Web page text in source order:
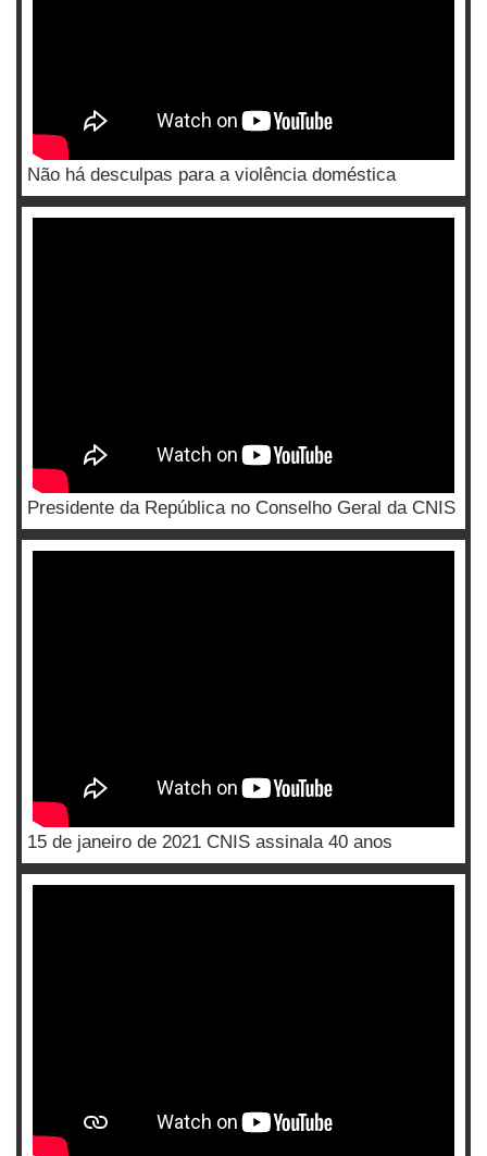
Não há desculpas para a violência doméstica
Presidente da República no Conselho Geral da CNIS
15 de janeiro de 2021 CNIS assinala 40 anos